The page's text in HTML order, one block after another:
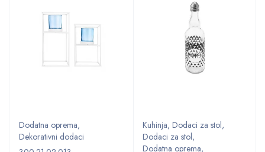
Dodatna oprema,
Dekorativni dodaci
Kuhinja, Dodaci za stol,
Dodaci za stol,
Dodatna oprema,